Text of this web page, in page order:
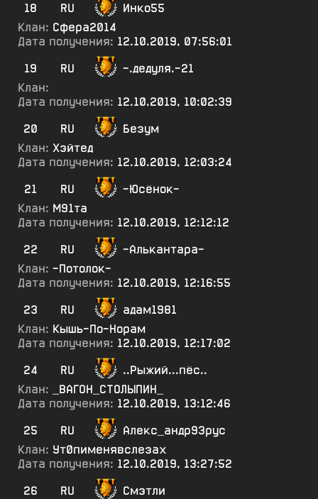
18
RU
Инко55
Клан: Сфера2014
Дата получения: 12.10.2019, 07:56:01
19
RU
-.дедуля.-21
Клан:
Дата получения: 12.10.2019, 10:02:39
20
RU
Безум
Клан: Хэйтед
Дата получения: 12.10.2019, 12:03:24
21
RU
-Юсёнок-
Клан: М91та
Дата получения: 12.10.2019, 12:12:12
22
RU
-Алькантара-
Клан: -Потолок-
Дата получения: 12.10.2019, 12:16:55
23
RU
адам1981
Клан: Кышь-По-Норам
Дата получения: 12.10.2019, 12:17:02
24
RU
..Рыжий...пёс..
Клан:
_ВАГОН_СТОЛЫПИН_
Дата получения: 12.10.2019, 13:12:46
25
RU
Алекс_андр93рус
Клан: Ут0пименявслезах
Дата получения: 12.10.2019, 13:27:52
26
RU
Смэтли